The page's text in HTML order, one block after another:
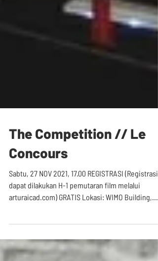
The Competition // Le
Concours
Sabtu, 27 NOV 2021, 17.00 REGISTRASI (Registrasi
dapat dilakukan H-1 pemutaran film melalui